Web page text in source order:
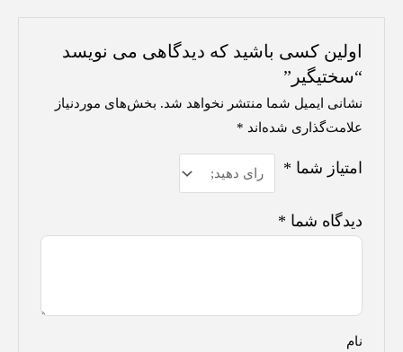
اولین کسی باشید که دیدگاهی می نویسد
“سختیگیر”
نشانی ایمیل شما منتشر نخواهد شد. بخش‌های موردنیاز
علامت‌گذاری شده‌اند *
امتیاز شما *
دیدگاه شما *
نام